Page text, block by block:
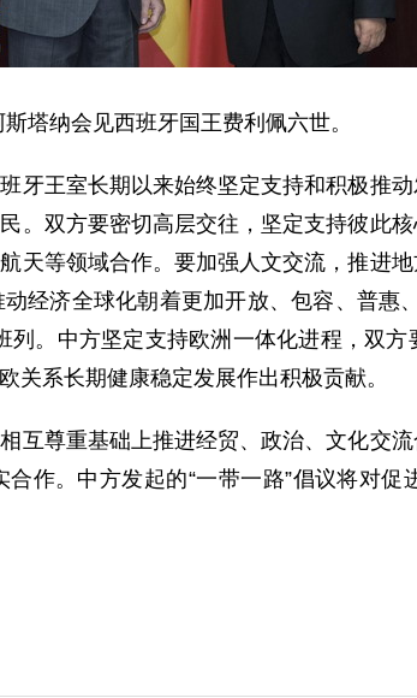
纳会见西班牙国王费利佩六世。
王室长期以来始终坚定支持和积极推动
。双方要密切高层交往，坚定支持彼此
天等领域合作。要加强人文交流，推进
经济全球化朝着更加开放、包容、普惠
。中方坚定支持欧洲一体化进程，双
关系长期健康稳定发展作出积极贡献。
尊重基础上推进经贸、政治、文化交
作。中方发起的“一带一路”倡议将对